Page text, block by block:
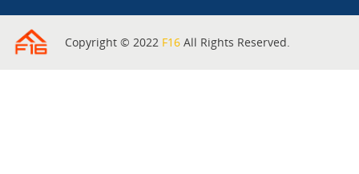
Copyright © 2022 F16 All Rights Reserved.